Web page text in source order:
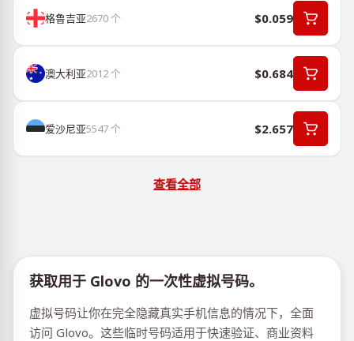
格鲁吉亚2670个 $0.059
澳大利亚2012个 $0.684
爱沙尼亚5547个 $2.657
查看全部
获取用于 Glovo 的一次性虚拟号码。
虚拟号码让你在完全隐藏真实手机信息的情况下，全面
访问 Glovo。这些临时号码适用于快速验证、商业资料